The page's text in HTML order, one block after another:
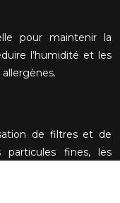
pour maintenir la
l’humidité et les
de filtres et de
particules fines, les